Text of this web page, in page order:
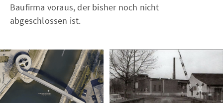
Baufirma voraus, der bisher noch nicht
abgeschlossen ist.